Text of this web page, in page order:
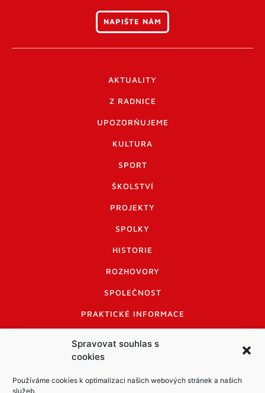
Spravovat souhlas s
cookies
Používáme cookies k optimalizaci našich webových stránek a našich
služeb.
NAPIŠTE NÁM
AKTUALITY
Z RADNICE
UPOZORŇUJEME
KULTURA
SPORT
ŠKOLSTVÍ
PROJEKTY
SPOLKY
HISTORIE
ROZHOVORY
SPOLEČNOST
PRAKTICKÉ INFORMACE
INFORMACE A KODEX DISKUTUJÍCÍCH
LOGO A LOGO MANUÁL